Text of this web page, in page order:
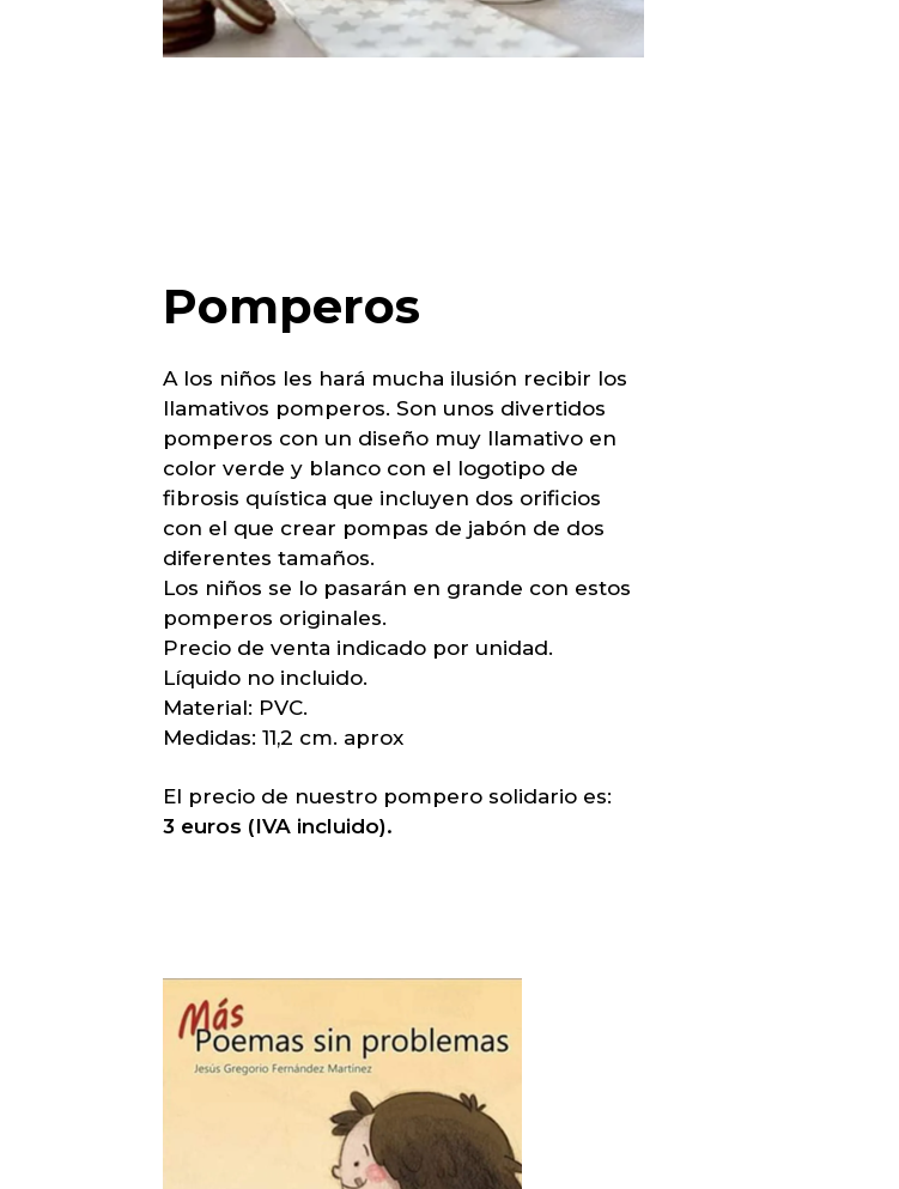
Pomperos
A los niños les hará mucha ilusión recibir los
llamativos pomperos. Son unos divertidos
pomperos con un diseño muy llamativo en
color verde y blanco con el logotipo de
fibrosis quística que incluyen dos orificios
con el que crear pompas de jabón de dos
diferentes tamaños.
Los niños se lo pasarán en grande con estos
pomperos originales.
Precio de venta indicado por unidad.
Líquido no incluido.
Material: PVC.
Medidas: 11,2 cm. aprox
El precio de nuestro pompero solidario es:
3 euros (IVA incluido).